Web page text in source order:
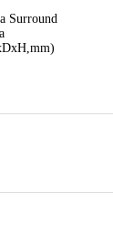
Surround